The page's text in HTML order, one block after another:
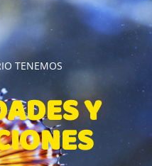
TENEMOS
Y